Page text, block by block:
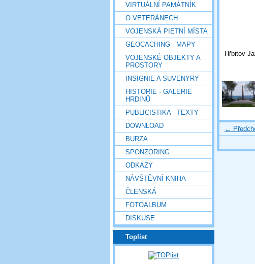
VIRTUÁLNÍ PAMÁTNÍK
O VETERÁNECH
VOJENSKÁ PIETNÍ MÍSTA
GEOCACHING - MAPY
VOJENSKÉ OBJEKTY A
PROSTORY
INSIGNIE A SUVENYRY
HISTORIE - GALERIE
HRDINŮ
PUBLICISTIKA - TEXTY
DOWNLOAD
BURZA
SPONZORING
ODKAZY
NÁVŠTĚVNÍ KNIHA
ČLENSKÁ
FOTOALBUM
DISKUSE
Toplist
Hřbitov
←